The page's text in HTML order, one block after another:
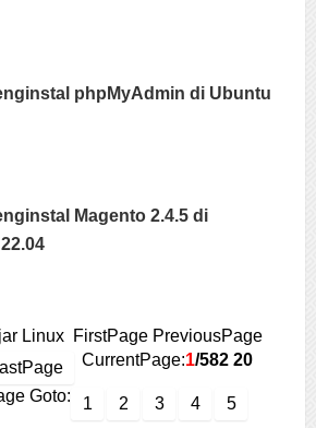
phpMyAdmin di Ubuntu
Magento 2.4.5 di
Linux FirstPage PreviousPage
CurrentPage:1/582 20
Goto:
1 2 3 4
5